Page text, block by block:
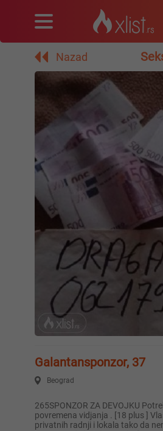
Nazad
Galantansponzor, 37
Beograd
265SPONZOR ZA DEVOJKU Potrebna devojka za
povremena vidjanja . [18 plus ]
privatnih radnji i lokala tako da